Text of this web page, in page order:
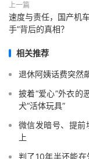
上一篇
速度与责任，国产机
手”背后的真相？
相关推荐
退休阿姨话费突然
披着“爱心”外衣的
犬“活体玩具”
微信发暗号、提前
上
判了10年半还能在